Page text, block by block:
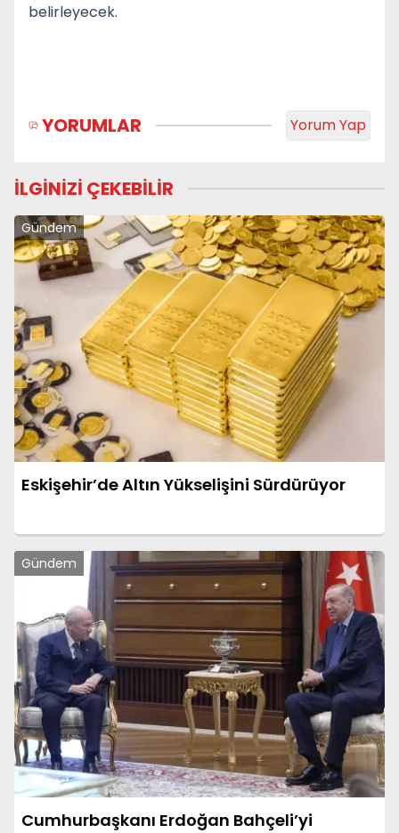
belirleyecek.
YORUMLAR Yorum Yap
İLGİNİZİ ÇEKEBİLİR
Gündem
Eskişehir’de Altın Yükselişini Sürdürüyor
Gündem
Cumhurbaşkanı Erdoğan Bahçeli’yi